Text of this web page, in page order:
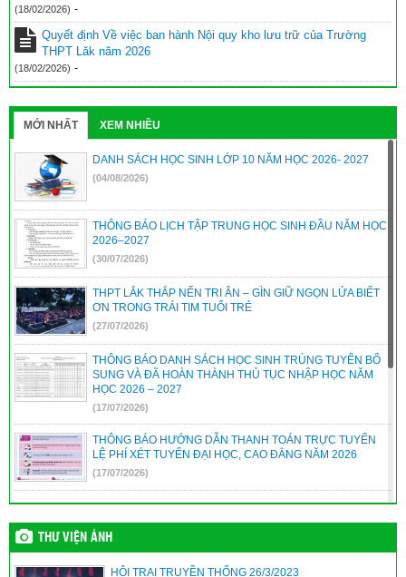
(18/02/2026) -
Quyết định Về việc ban hành Nội quy kho lưu trữ của Trường
THPT Lăk năm 2026
(18/02/2026) -
MỚI NHẤT XEM NHIỀU
DANH SÁCH HỌC SINH LỚP 10 NĂM HỌC 2026- 2027
(04/08/2026)
THÔNG BÁO LỊCH TẬP TRUNG HỌC SINH ĐẦU NĂM HỌC
2026–2027
(30/07/2026)
THPT LẮK THẮP NẾN TRI ÂN – GÌN GIỮ NGỌN LỬA BIẾT
ƠN TRONG TRÁI TIM TUỔI TRẺ
(27/07/2026)
THÔNG BÁO DANH SÁCH HỌC SINH TRÚNG TUYỂN BỔ
SUNG VÀ ĐÃ HOÀN THÀNH THỦ TỤC NHẬP HỌC NĂM
HỌC 2026 – 2027
(17/07/2026)
THÔNG BÁO HƯỚNG DẪN THANH TOÁN TRỰC TUYẾN
LỆ PHÍ XÉT TUYỂN ĐẠI HỌC, CAO ĐẲNG NĂM 2026
(17/07/2026)
THÔNG TIN TUYỂN SINH HỌC VIỆN CHÍNH SÁCH VÀ
PHÁT TRIỂN – PHÂN HIỆU THÀNH PHỐ ĐÀ NẴNG NĂM
2026 – MÃ TRƯỜNG: HCD
(12/07/2026)
THƯ VIỆN ẢNH
HỘI TRẠI TRUYỀN THỐNG 26/3/2023